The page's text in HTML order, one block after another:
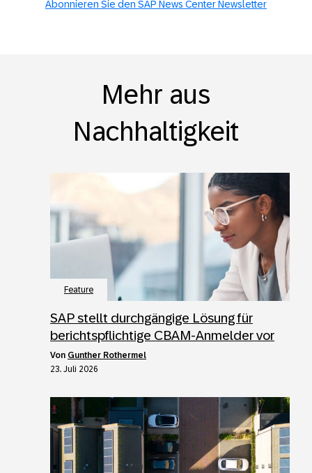
Abonnieren Sie den SAP News Center Newsletter
Mehr aus
Nachhaltigkeit
Feature
SAP stellt durchgängige Lösung für
berichtspflichtige CBAM-Anmelder vor
von Gunther Rothermel
23. Juli 2026